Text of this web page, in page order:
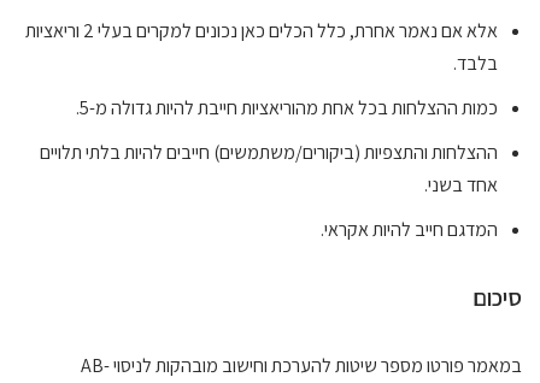
אלא אם נאמר אחרת, כלל הכלים כאן נכונים למקרים בעלי 2 וריאציות
בלבד.
כמות ההצלחות בכל אחת מהוריאציות חייבת להיות גדולה מ-5.
ההצלחות והתצפיות (ביקורים/משתמשים) חייבים להיות בלתי תלויים
אחד בשני.
המדגם חייב להיות אקראי.
סיכום
במאמר פורטו מספר שיטות להערכת וחישוב מובהקות לניסוי AB-